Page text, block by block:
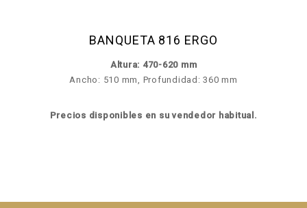
BANQUETA 816 ERGO
Altura: 470-620 mm
Ancho: 510 mm, Profundidad: 360 mm
Precios disponibles en su vendedor habitual.